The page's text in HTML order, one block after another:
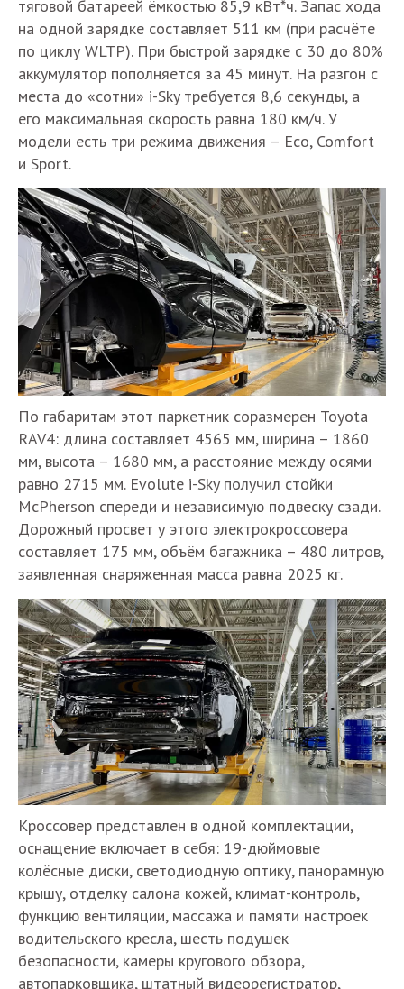
тяговой батареей ёмкостью 85,9 кВт*ч. Запас хода
на одной зарядке составляет 511 км (при расчёте
по циклу WLTP). При быстрой зарядке с 30 до 80%
аккумулятор пополняется за 45 минут. На разгон с
места до «сотни» i-Sky требуется 8,6 секунды, а
его максимальная скорость равна 180 км/ч. У
модели есть три режима движения – Eco, Comfort
и Sport.
По габаритам этот паркетник соразмерен Toyota
RAV4: длина составляет 4565 мм, ширина – 1860
мм, высота – 1680 мм, а расстояние между осями
равно 2715 мм. Evolute i-Sky получил стойки
McPherson спереди и независимую подвеску сзади.
Дорожный просвет у этого электрокроссовера
составляет 175 мм, объём багажника – 480 литров,
заявленная снаряженная масса равна 2025 кг.
Кроссовер представлен в одной комплектации,
оснащение включает в себя: 19-дюймовые
колёсные диски, светодиодную оптику, панорамную
крышу, отделку салона кожей, климат-контроль,
функцию вентиляции, массажа и памяти настроек
водительского кресла, шесть подушек
безопасности, камеры кругового обзора,
автопарковщика, штатный видеорегистратор,